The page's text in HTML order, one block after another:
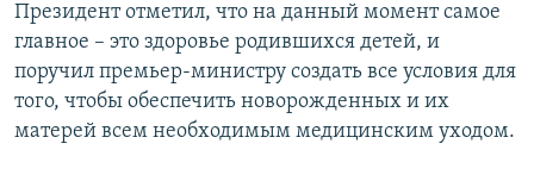
Президент отметил, что на данный момент самое
главное – это здоровье родившихся детей, и
поручил премьер-министру создать все условия для
того, чтобы обеспечить новорожденных и их
матерей всем необходимым медицинским уходом.